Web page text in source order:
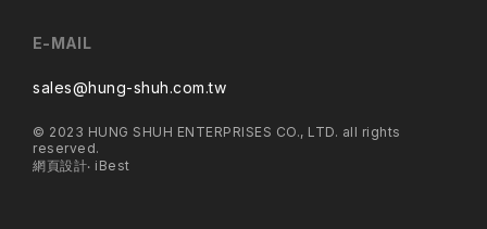
E-MAIL
sales@hung-shuh.com.tw
© 2023 HUNG SHUH ENTERPRISES CO., LTD. all rights
reserved.
網頁設計‧ iBest